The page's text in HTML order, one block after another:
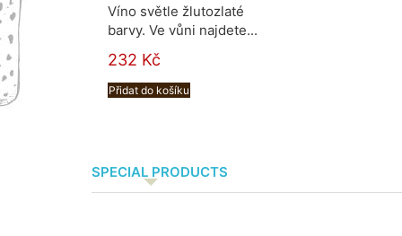
Víno světle žlutozlaté
barvy. Ve vůni najdete...
232 Kč
Přidat do košíku
SPECIAL PRODUCTS